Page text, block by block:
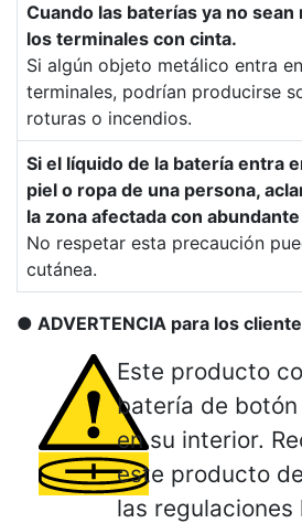
Cuando las baterías ya no sean
los terminales con cinta.
Si algún objeto metálico entra
terminales, podrían producirse
roturas o incendios.
Si el líquido de la batería entra
piel o ropa de una persona,
la zona afectada con
No respetar esta precaución
cutánea.
ADVERTENCIA para los
Este producto
batería de
en su interior.
este producto
las regulaciones